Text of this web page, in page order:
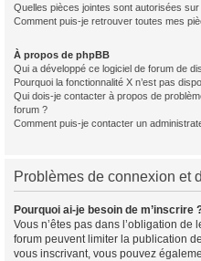
Quelles pièces jointes sont autorisées
Comment puis-je retrouver toutes mes
À propos de phpBB
Qui a développé ce logiciel de forum de
Pourquoi la fonctionnalité X n’est pas
Qui dois-je contacter à propos de
forum ?
Comment puis-je contacter un
Problèmes de connexion et
Pourquoi ai-je besoin de m’inscrire
Vous n’êtes pas dans l’obligation
forum peuvent limiter la publication
vous inscrivant, vous pouvez